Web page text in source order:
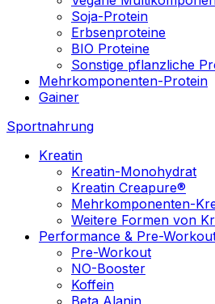
Soja-Protein
Erbsenproteine
BIO Proteine
Sonstige pflanzliche
Mehrkomponenten-Protein
Gainer
Sportnahrung
Kreatin
Kreatin-Monohydrat
Kreatin Creapure®
Mehrkomponenten-
Weitere Formen von
Performance & Pre-
Pre-Workout
NO-Booster
Koffein
Beta Alanin